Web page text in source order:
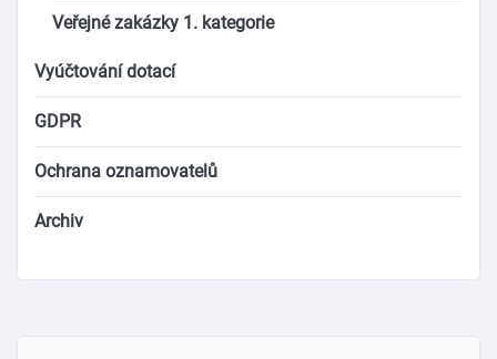
Veřejné zakázky 1. kategorie
Vyúčtování dotací
GDPR
Ochrana oznamovatelů
Archiv